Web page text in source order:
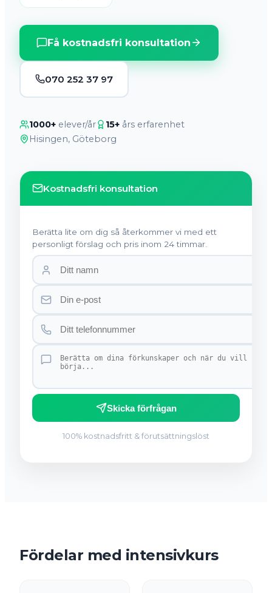
Få kostnadsfri konsultation
070 252 37 97
1000+ elever/år 15+ års erfarenhet
Hisingen, Göteborg
Kostnadsfri konsultation
Berätta lite om dig så återkommer vi med ett
personligt förslag och pris inom 24 timmar.
Skicka förfrågan
100% kostnadsfritt & förutsättningslöst
Fördelar med intensivkurs